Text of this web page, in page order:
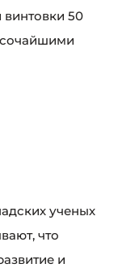
50
ученых
что
и